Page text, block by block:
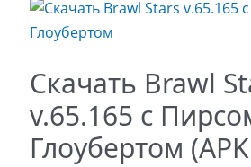
Скачать Brawl
v.65.165 с
Глоубертом